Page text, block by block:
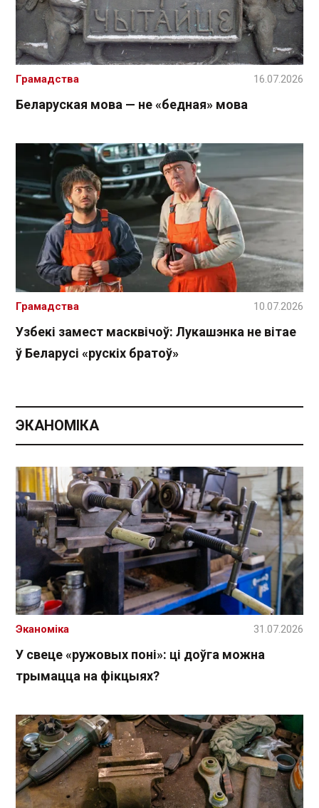
Беларуская мова — не «бедная» мова
Грамадства 16.07.2026
Узбекі замест масквічоў: Лукашэнка не вітае
ў Беларусі «рускіх братоў»
Грамадства 10.07.2026
ЭКАНОМІКА
У свеце «ружовых поні»: ці доўга можна
трымацца на фікцыях?
Эканоміка 31.07.2026